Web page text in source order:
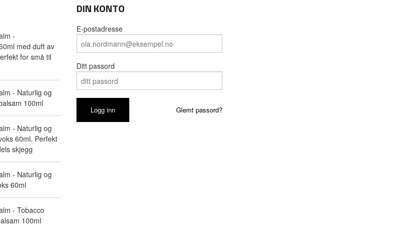
-
med duft av
for små til
- Naturlig og
100ml
- Naturlig og
60ml. Perfekt
skjegg
- Naturlig og
60ml
- Tobacco
100ml
DIN KONTO
E-postadresse
Ditt passord
Glemt passord?